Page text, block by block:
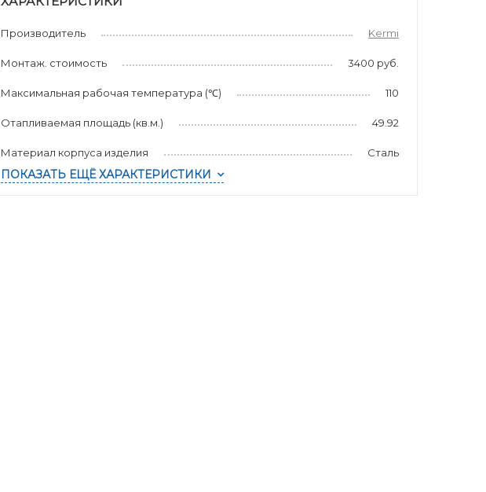
Производитель Kermi
Монтаж. стоимость 3400 руб.
Максимальная рабочая температура (℃) 110
Отапливаемая площадь (кв.м.) 49.92
Материал корпуса изделия Сталь
ПОКАЗАТЬ ЕЩЁ ХАРАКТЕРИСТИКИ